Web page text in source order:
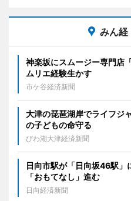
みん経
神楽坂にスムージー専門店
ムリエ経験生かす
市ケ谷経済新聞
大津の琵琶湖岸でライフ
の子どもの命守る
びわ湖大津経済新聞
日向市駅が「日向坂46駅
「おもてなし」進む
日向経済新聞